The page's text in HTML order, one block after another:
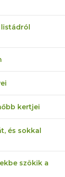
listádról
kertjei
és sokkal
szökik a